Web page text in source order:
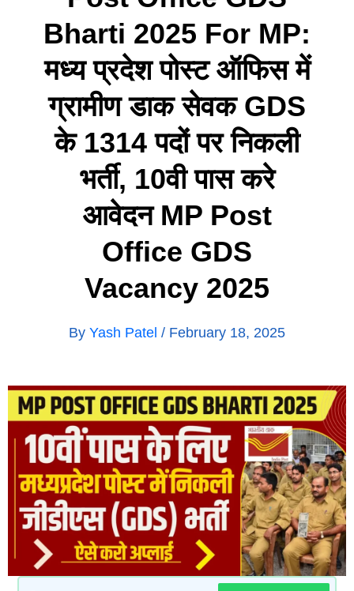
Bharti 2025 For MP:
मध्य प्रदेश पोस्ट ऑफिस में
ग्रामीण डाक सेवक GDS
के 1314 पदों पर निकली
भर्ती, 10वी पास करे
आवेदन MP Post
Office GDS
Vacancy 2025
By Yash Patel / February 18, 2025